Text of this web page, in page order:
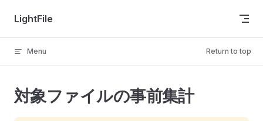
Skip to content
LightFile
Menu Return to top
対象ファイルの事前集計